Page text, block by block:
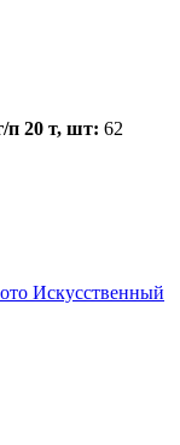
п 20 т, шт: 62
Искусственный